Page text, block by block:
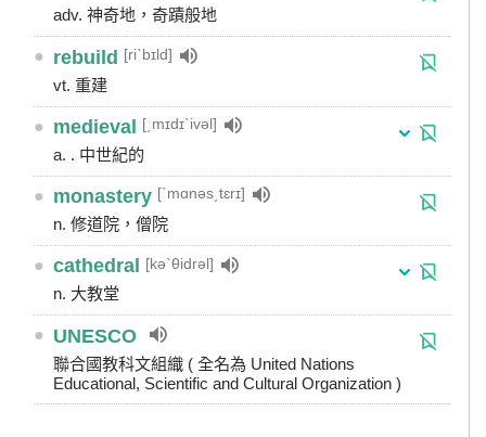
adv. 神奇地，奇蹟般地
● rebuild [riˋbɪld]
vt. 重建
● medieval [͵mɪdɪˋivəl]
a. . 中世紀的
● monastery [ˋmɑnəs͵tɛrɪ]
n. 修道院，僧院
● cathedral [kəˋθidrəl]
n. 大教堂
● UNESCO
聯合國教科文組織 ( 全名為 United Nations
Educational, Scientific and Cultural Organization )